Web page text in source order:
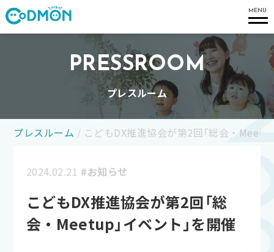
MENU
PRESSROOM
プレスルーム
プレスルーム / こどもDX推進協会が第2回「総会・
2024.02.21 #お知らせ
こどもDX推進協会が第2回「総
会・Meetup」イベント」を開催